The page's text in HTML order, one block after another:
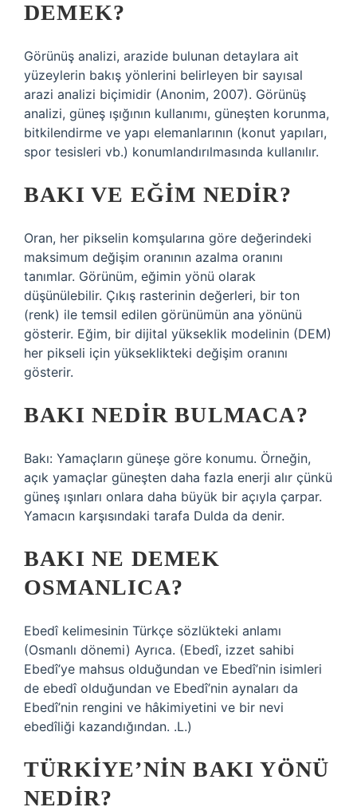
DEMEK?
Görünüş analizi, arazide bulunan detaylara ait
yüzeylerin bakış yönlerini belirleyen bir sayısal
arazi analizi biçimidir (Anonim, 2007). Görünüş
analizi, güneş ışığının kullanımı, güneşten korunma,
bitkilendirme ve yapı elemanlarının (konut yapıları,
spor tesisleri vb.) konumlandırılmasında kullanılır.
BAKI VE EĞIM NEDIR?
Oran, her pikselin komşularına göre değerindeki
maksimum değişim oranının azalma oranını
tanımlar. Görünüm, eğimin yönü olarak
düşünülebilir. Çıkış rasterinin değerleri, bir ton
(renk) ile temsil edilen görünümün ana yönünü
gösterir. Eğim, bir dijital yükseklik modelinin (DEM)
her pikseli için yükseklikteki değişim oranını
gösterir.
BAKI NEDIR BULMACA?
Bakı: Yamaçların güneşe göre konumu. Örneğin,
açık yamaçlar güneşten daha fazla enerji alır çünkü
güneş ışınları onlara daha büyük bir açıyla çarpar.
Yamacın karşısındaki tarafa Dulda da denir.
BAKI NE DEMEK
OSMANLICA?
Ebedî kelimesinin Türkçe sözlükteki anlamı
(Osmanlı dönemi) Ayrıca. (Ebedî, izzet sahibi
Ebedî’ye mahsus olduğundan ve Ebedî’nin isimleri
de ebedî olduğundan ve Ebedî’nin aynaları da
Ebedî’nin rengini ve hâkimiyetini ve bir nevi
ebedîliği kazandığından. .L.)
TÜRKIYE’NIN BAKI YÖNÜ
NEDIR?